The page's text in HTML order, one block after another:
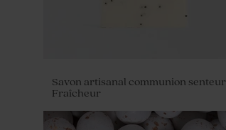
Savon artisanal communion senteur
Fraîcheur